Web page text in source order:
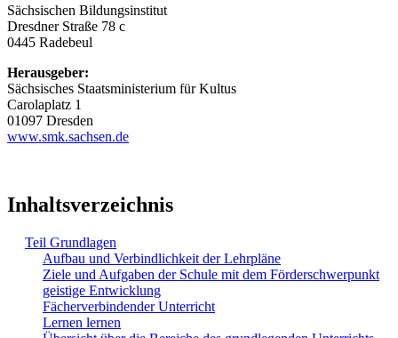
Sächsischen Bildungsinstitut
Dresdner Straße 78 c
0445 Radebeul
Herausgeber:
Sächsisches Staatsministerium für Kultus
Carolaplatz 1
01097 Dresden
www.smk.sachsen.de
Inhaltsverzeichnis
Teil Grundlagen
Aufbau und Verbindlichkeit der Lehrpläne
Ziele und Aufgaben der Schule mit dem Förderschwerpunkt
geistige Entwicklung
Fächerverbindender Unterricht
Lernen lernen